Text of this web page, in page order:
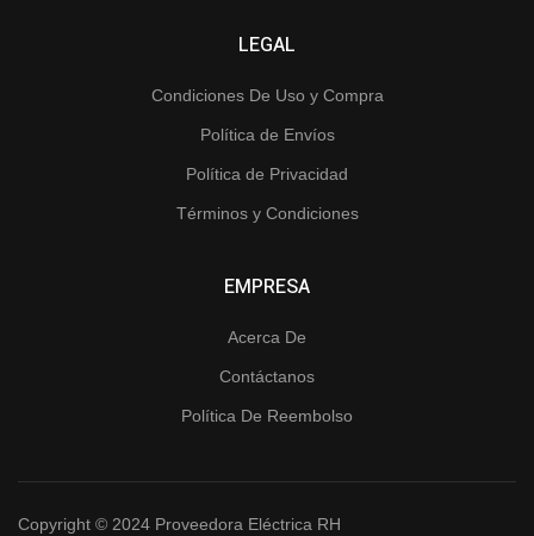
LEGAL
Condiciones De Uso y Compra
Política de Envíos
Política de Privacidad
Términos y Condiciones
EMPRESA
Acerca De
Contáctanos
Política De Reembolso
Copyright © 2024 Proveedora Eléctrica RH